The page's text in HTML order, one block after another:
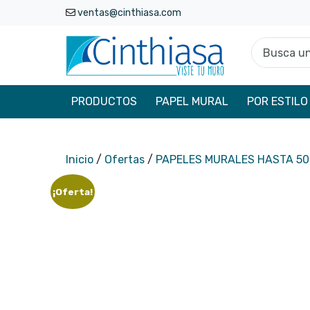
ventas@cinthiasa.com
Busca un
PRODUCTOS PAPEL MURAL POR ESTILO
Inicio / Ofertas / PAPELES MURALES HASTA
¡Oferta!